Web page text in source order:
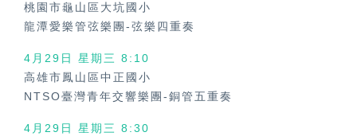
桃園市龜山區大坑國小
龍潭愛樂管弦樂團-弦樂四重奏
4月29日 星期三 8:10
高雄市鳳山區中正國小
NTSO臺灣青年交響樂團-銅管五重奏
4月29日 星期三 8:30